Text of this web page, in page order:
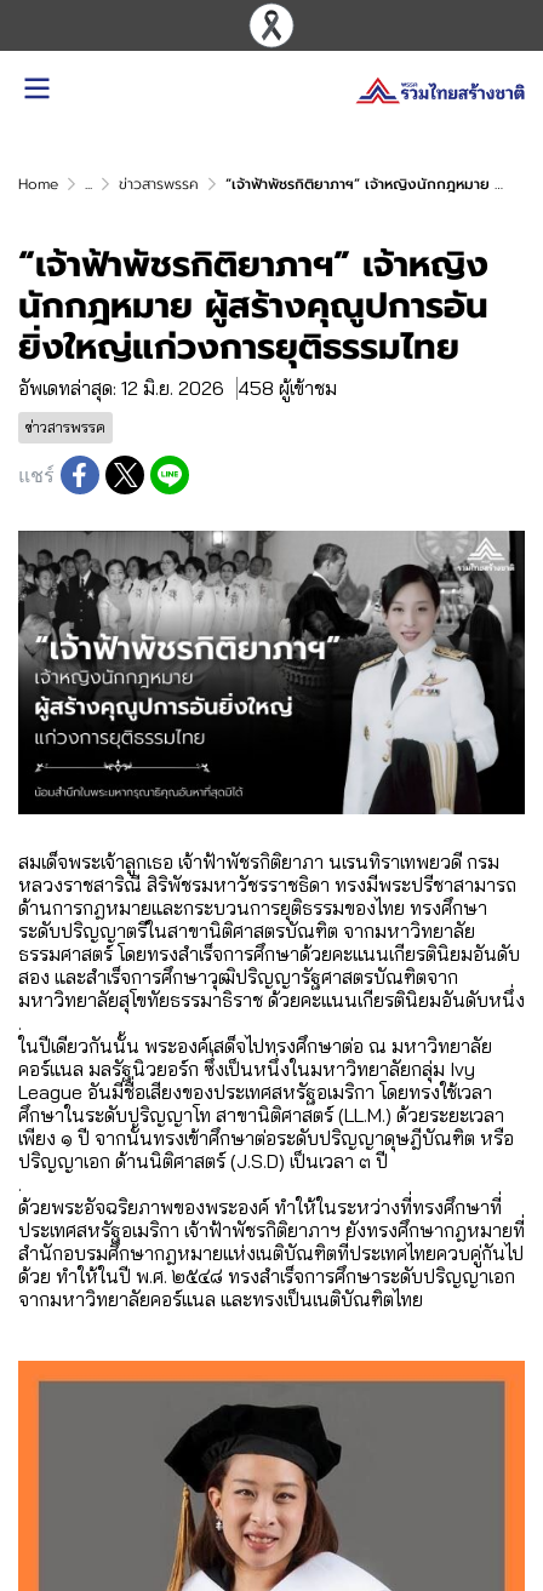
Home ... ข่าวสารพรรค “เจ้าฟ้าพัชรกิติยาภาฯ” เจ้าหญิงนักกฎหมาย ผู้สร้างคุณูปการอันยิ่งใหญ่แก่วงการยุติธรรมไทย
“เจ้าฟ้าพัชรกิติยาภาฯ” เจ้าหญิง
นักกฎหมาย ผู้สร้างคุณูปการอัน
ยิ่งใหญ่แก่วงการยุติธรรมไทย
อัพเดทล่าสุด: 12 มิ.ย. 2026 458 ผู้เข้าชม
ข่าวสารพรรค
แชร์
สมเด็จพระเจ้าลูกเธอ เจ้าฟ้าพัชรกิติยาภา นเรนทิราเทพยวดี กรม
หลวงราชสาริณี สิริพัชรมหาวัชรราชธิดา ทรงมีพระปรีชาสามารถ
ด้านการกฎหมายและกระบวนการยุติธรรมของไทย ทรงศึกษา
ระดับปริญญาตรีในสาขานิติศาสตรบัณฑิต จากมหาวิทยาลัย
ธรรมศาสตร์ โดยทรงสำเร็จการศึกษาด้วยคะแนนเกียรตินิยมอันดับ
สอง และสำเร็จการศึกษาวุฒิปริญญารัฐศาสตรบัณฑิตจาก
มหาวิทยาลัยสุโขทัยธรรมาธิราช ด้วยคะแนนเกียรตินิยมอันดับหนึ่ง
.
ในปีเดียวกันนั้น พระองค์เสด็จไปทรงศึกษาต่อ ณ มหาวิทยาลัย
คอร์แนล มลรัฐนิวยอร์ก ซึ่งเป็นหนึ่งในมหาวิทยาลัยกลุ่ม Ivy
League อันมีชื่อเสียงของประเทศสหรัฐอเมริกา โดยทรงใช้เวลา
ศึกษาในระดับปริญญาโท สาขานิติศาสตร์ (LL.M.) ด้วยระยะเวลา
เพียง ๑ ปี จากนั้นทรงเข้าศึกษาต่อระดับปริญญาดุษฎีบัณฑิต หรือ
ปริญญาเอก ด้านนิติศาสตร์ (J.S.D) เป็นเวลา ๓ ปี
.
ด้วยพระอัจฉริยภาพของพระองค์ ทำให้ในระหว่างที่ทรงศึกษาที่
ประเทศสหรัฐอเมริกา เจ้าฟ้าพัชรกิติยาภาฯ ยังทรงศึกษากฎหมายที่
สำนักอบรมศึกษากฎหมายแห่งเนติบัณฑิตที่ประเทศไทยควบคู่กันไป
ด้วย ทำให้ในปี พ.ศ. ๒๕๔๘ ทรงสำเร็จการศึกษาระดับปริญญาเอก
จากมหาวิทยาลัยคอร์แนล และทรงเป็นเนติบัณฑิตไทย